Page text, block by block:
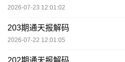
2026-07-23 12:01:02
203期通天报解码
2026-07-22 12:01:05
202期通天报解码